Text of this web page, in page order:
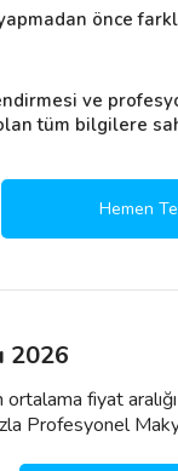
önce
ve
tüm bilgilere
Hemen
2026
fiyat
Profesyonel